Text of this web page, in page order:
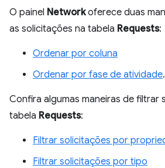
O painel Networkoferece duas
as solicitações na tabela Requests:
Ordenar por coluna
Ordenar por fase de atividade.
Confira algumas maneiras de filtrar
tabela Requests:
Filtrar solicitações por
Filtrar solicitações por tipo